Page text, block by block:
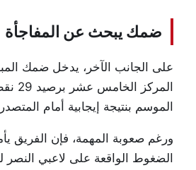
ضمك يبحث عن المفاجأة
على الجانب الآخر، يدخل ضمك
الموسم بنتيجة إيجابية أمام
ورغم صعوبة المهمة، فإن الفريق
الضغوط الواقعة على لاعبي النصر